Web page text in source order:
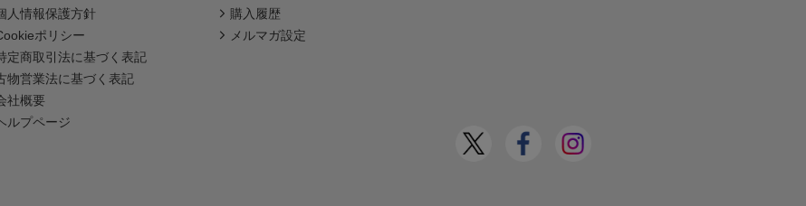
人情報保護方針
ポリシー
定商取引法に基づく表記
物営業法に基づく表記
社概要
ルプページ
購入履歴
メルマガ設定